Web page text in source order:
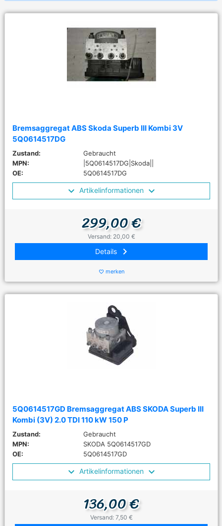
Bremsaggregat ABS Skoda Superb III Kombi 3V
5Q0614517DG
Zustand:
Gebraucht
MPN:
|5Q0614517DG|Skoda||
OE:
5Q0614517DG
Artikelinformationen
299,00 €
Versand: 20,00 €
Details keyboard_arrow_right
favorite_border merken
5Q0614517GD Bremsaggregat ABS SKODA Superb III
Kombi (3V) 2.0 TDI 110 kW 150 P
Zustand:
Gebraucht
MPN:
SKODA 5Q0614517GD
OE:
5Q0614517GD
Artikelinformationen
136,00 €
Versand: 7,50 €